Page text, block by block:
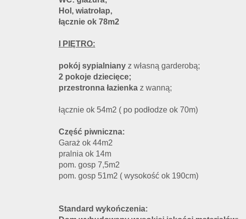
Hol, wiatrołap,
łącznie ok 78m2
I PIĘTRO:
pokój sypialniany z własną garderobą;
2 pokoje dziecięce;
przestronna łazienka z wanną;
łącznie ok 54m2 ( po podłodze ok 70m)
Część piwniczna:
Garaż ok 44m2
pralnia ok 14m
pom. gosp 7,5m2
pom. gosp 51m2 ( wysokość ok 190cm)
Standard wykończenia: